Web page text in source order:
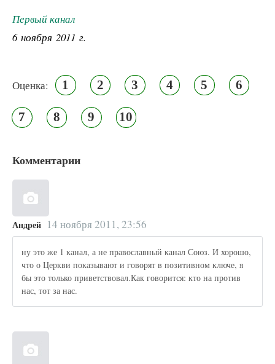
Первый канал
6 ноября 2011 г.
Оценка: 1 2 3 4 5 6
7 8 9 10
Комментарии
Андрей 14 ноября 2011, 23:56
ну это же 1 канал, а не православный канал Союз. И хорошо,
что о Церкви показывают и говорят в позитивном ключе, я
бы это только приветствовал.Как говорится: кто на против
нас, тот за нас.